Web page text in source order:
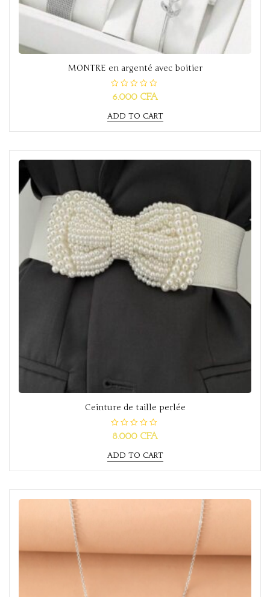
MONTRE en argenté avec boitier
R
a
e
d
0
t
o
6.000 CFA
ADD TO CART
Ceinture de taille perlée
R
a
e
d
0
t
o
8.000 CFA
ADD TO CART